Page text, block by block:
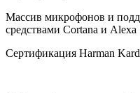
Массив микрофонов и
средствами Cortana и Alexa
Сертификация Harman